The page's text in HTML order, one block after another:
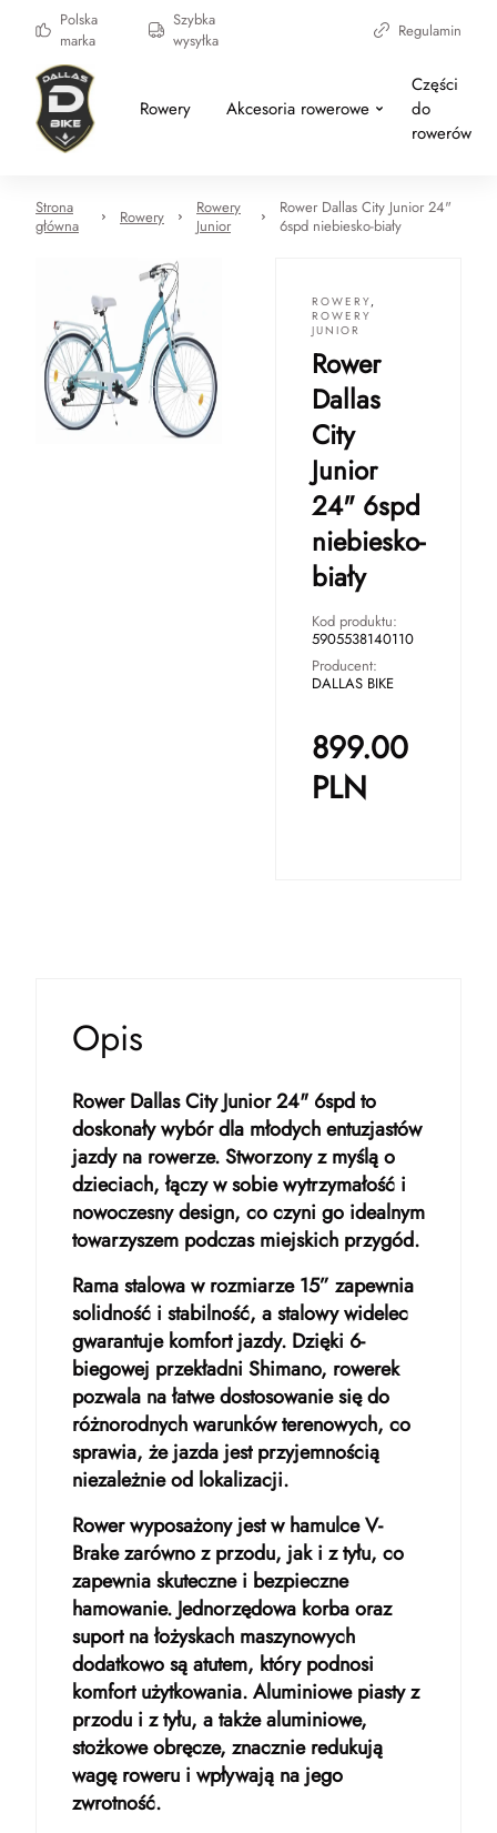
Polska
marka
Szybka
wysyłka
Regulamin
Rowery Akcesoria rowerowe
Części
do
rowerów
Strona
główna
Rowery
Rowery
Junior
Rower Dallas City Junior 24"
6spd niebiesko-biały
ROWERY,
ROWERY
JUNIOR
Rower
Dallas
City
Junior
24" 6spd
niebiesko-
biały
Kod produktu:
5905538140110
Producent:
DALLAS BIKE
899.00
PLN
Opis
Rower Dallas City Junior 24" 6spd to
doskonały wybór dla młodych entuzjastów
jazdy na rowerze. Stworzony z myślą o
dzieciach, łączy w sobie wytrzymałość i
nowoczesny design, co czyni go idealnym
towarzyszem podczas miejskich przygód.
Rama stalowa w rozmiarze 15” zapewnia
solidność i stabilność, a stalowy widelec
gwarantuje komfort jazdy. Dzięki 6-
biegowej przekładni Shimano, rowerek
pozwala na łatwe dostosowanie się do
różnorodnych warunków terenowych, co
sprawia, że jazda jest przyjemnością
niezależnie od lokalizacji.
Rower wyposażony jest w hamulce V-
Brake zarówno z przodu, jak i z tyłu, co
zapewnia skuteczne i bezpieczne
hamowanie. Jednorzędowa korba oraz
suport na łożyskach maszynowych
dodatkowo są atutem, który podnosi
komfort użytkowania. Aluminiowe piasty z
przodu i z tyłu, a także aluminiowe,
stożkowe obręcze, znacznie redukują
wagę roweru i wpływają na jego
zwrotność.